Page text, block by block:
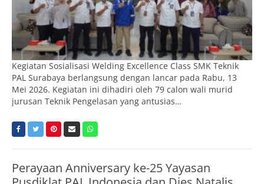
Kegiatan Sosialisasi Welding Excellence Class SMK Teknik
PAL Surabaya berlangsung dengan lancar pada Rabu, 13
Mei 2026. Kegiatan ini dihadiri oleh 79 calon wali murid
jurusan Teknik Pengelasan yang antusias…
Perayaan Anniversary ke-25 Yayasan